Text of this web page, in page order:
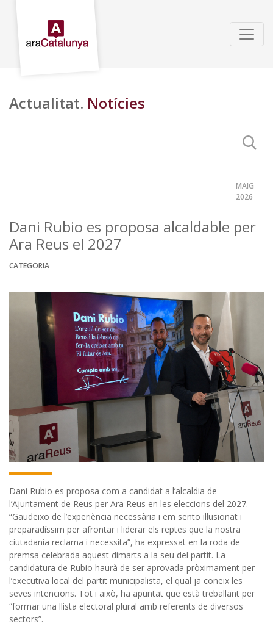
Actualitat. Notícies
MAIG
2026
Dani Rubio es proposa alcaldable per
Ara Reus el 2027
CATEGORIA
Dani Rubio es proposa com a candidat a l’alcaldia de
l’Ajuntament de Reus per Ara Reus en les eleccions del 2027.
“Gaudeixo de l’experiència necessària i em sento il·lusionat i
preparadíssim per afrontar i liderar els reptes que la nostra
ciutadania reclama i necessita”, ha expressat en la roda de
premsa celebrada aquest dimarts a la seu del partit. La
candidatura de Rubio haurà de ser aprovada pròximament per
l’executiva local del partit municipalista, el qual ja coneix les
seves intencions. Tot i això, ha apuntat que està treballant per
“formar una llista electoral plural amb referents de diversos
sectors”.